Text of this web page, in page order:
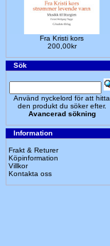
Fra Kristi kors
200,00kr
Sök
Använd nyckelord för att hitta
den produkt du söker efter.
Avancerad sökning
Information
Frakt & Returer
Köpinformation
Villkor
Kontakta oss